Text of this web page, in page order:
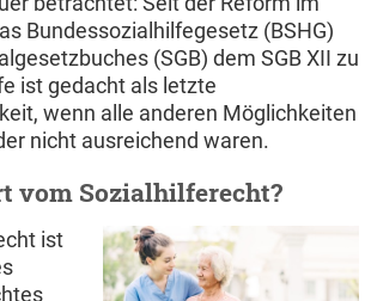
Bundessozialhilfegesetz (BSHG)
(SGB) dem SGB XII zu
ist gedacht als letzte
wenn alle anderen Möglichkeiten
nicht ausreichend waren.
vom Sozialhilferecht?
ist